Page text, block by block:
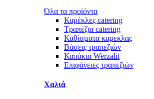
Όλα τα προϊόντα
Καρέκλες catering
Τραπέζια catering
Καθίσματα καρεκλας
Βάσεις τραπεζιών
Καπάκια Werzalit
Επιφάνειες τραπεζιών
Χαλιά